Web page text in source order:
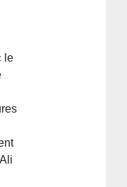
le